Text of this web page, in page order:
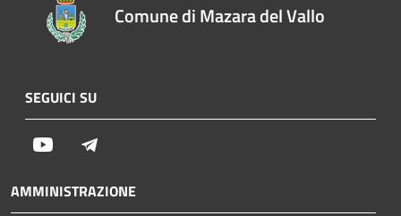
Comune di Mazara del Vallo
SEGUICI SU
Youtube
AMMINISTRAZIONE